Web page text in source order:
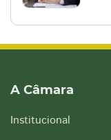
A Câmara
Institucional